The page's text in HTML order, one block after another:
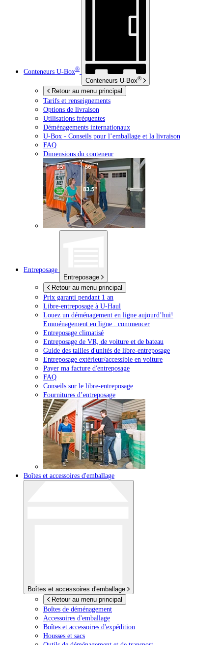
Conteneurs U-Box®
Conteneurs U-Box®
Retour au menu principal
Tarifs et renseignements
Options de livraison
Utilisations fréquentes
Déménagements internationaux
U-Box - Conseils pour l’emballage et la livraison
FAQ
Dimensions du conteneur
Entreposage
Entreposage
Retour au menu principal
Prix garanti pendant 1 an
Libre-entreposage à U-Haul
Louez un déménagement en ligne aujourd’hui!
Emménagement en ligne : commencer
Entreposage climatisé
Entreposage de VR, de voiture et de bateau
Guide des tailles d'unités de libre-entreposage
Entreposage extérieur/accessible en voiture
Payer ma facture d'entreposage
FAQ
Conseils sur le libre-entreposage
Fournitures d’entreposage
Boîtes et accessoires d'emballage
Boîtes et accessoires d'emballage
Retour au menu principal
Boîtes de déménagement
Accessoires d'emballage
Boîtes et accessoires d'expédition
Housses et sacs